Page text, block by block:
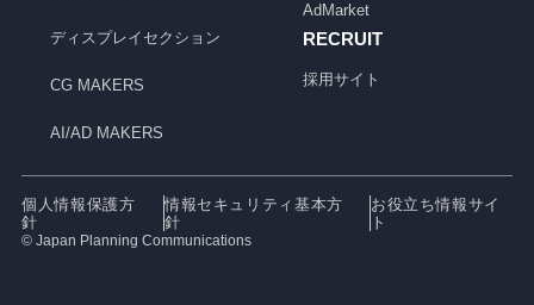
ディスプレイセクション
CG MAKERS
AI/AD MAKERS
AdMarket
RECRUIT
採用サイト
個人情報保護方
針
情報セキュリティ基本方
針
お役立ち情報サイ
ト
© Japan Planning Communications